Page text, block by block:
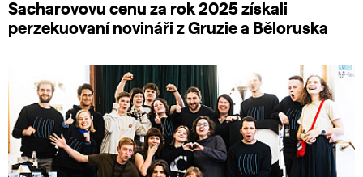
Sacharovovu cenu za rok 2025 získali
perzekuovaní novináři z Gruzie a Běloruska